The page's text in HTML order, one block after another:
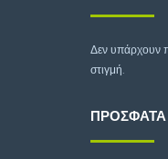
Δεν υπάρχουν
στιγμή.